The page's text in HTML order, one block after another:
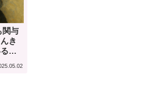
関与
き
」